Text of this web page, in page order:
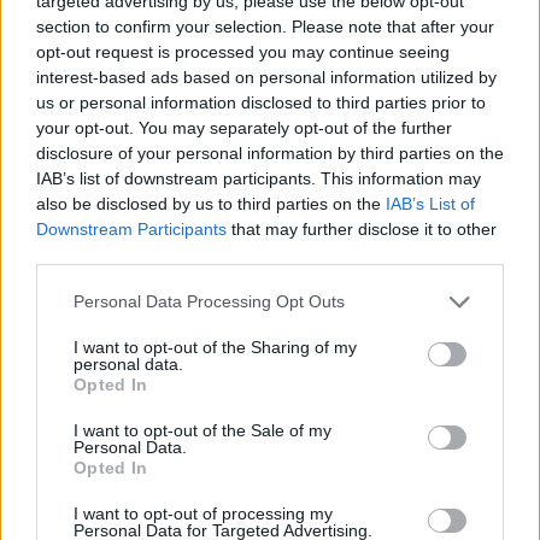
section to confirm your selection. Please note that after your
opt-out request is processed you may continue seeing
interest-based ads based on personal information utilized by
us or personal information disclosed to third parties prior to
your opt-out. You may separately opt-out of the further
disclosure of your personal information by third parties on the
IAB’s list of downstream participants. This information may
also be disclosed by us to third parties on the IAB’s List of
Downstream Participants that may further disclose it to other
Personal Data Processing Opt Outs
I want to opt-out of the Sharing of my
personal data.
Opted In
I want to opt-out of the Sale of my
Personal Data.
Opted In
I want to opt-out of processing my
Personal Data for Targeted Advertising.
Følg os på Discover
06. august 2026 kl. 06.00
HJØRRING: Strikkepindene kommer til at gløde,
når Det Gamle Rådhus i Hjørring 22. august
danner rammen om en dag fyldt med inspiration,
workshops og foredrag.
Men arrangementet handler om meget mere end
Bag dagen står Soroptimist International Hjørring
og Garnhulen Hjørring, som ønsker at sætte fokus
på, hvordan kreative fællesskaber kan være med
til at styrke den mentale sundhed og skabe nye
relationer.
Del artikel